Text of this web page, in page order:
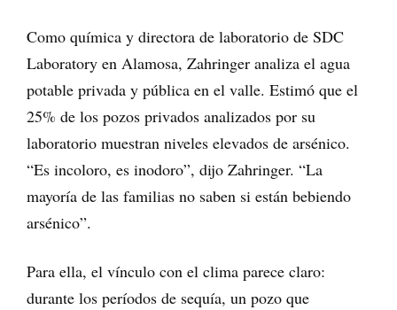
Como química y directora de laboratorio de SDC
Laboratory en Alamosa, Zahringer analiza el agua
potable privada y pública en el valle. Estimó que el
25% de los pozos privados analizados por su
laboratorio muestran niveles elevados de arsénico.
“Es incoloro, es inodoro”, dijo Zahringer. “La
mayoría de las familias no saben si están bebiendo
arsénico”.
Para ella, el vínculo con el clima parece claro:
durante los períodos de sequía, un pozo que